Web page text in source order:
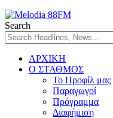
Search
ΑΡΧΙΚΗ
Ο ΣΤΑΘΜΟΣ
Το Προφίλ μας
Παραγωγοί
Πρόγραμμα
Διαφήμιση